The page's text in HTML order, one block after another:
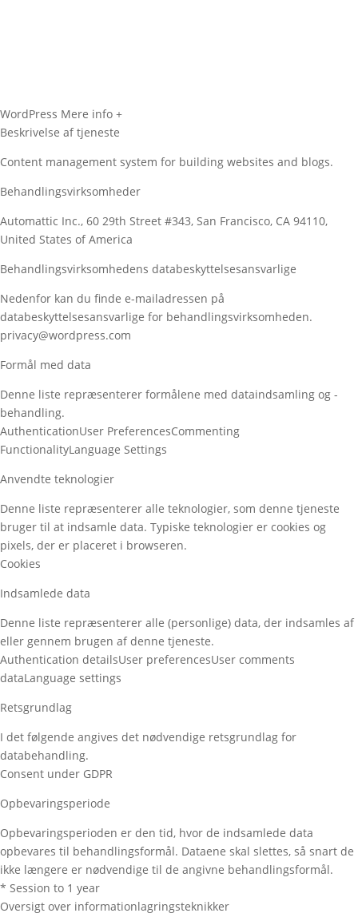
WordPress Mere info +
Beskrivelse af tjeneste
Content management system for building websites and blogs.
Behandlingsvirksomheder
Automattic Inc., 60 29th Street #343, San Francisco, CA 94110,
United States of America
Behandlingsvirksomhedens databeskyttelsesansvarlige
Nedenfor kan du finde e-mailadressen på
databeskyttelsesansvarlige for behandlingsvirksomheden.
privacy@wordpress.com
Formål med data
Denne liste repræsenterer formålene med dataindsamling og -
behandling.
AuthenticationUser PreferencesCommenting
FunctionalityLanguage Settings
Anvendte teknologier
Denne liste repræsenterer alle teknologier, som denne tjeneste
bruger til at indsamle data. Typiske teknologier er cookies og
pixels, der er placeret i browseren.
Cookies
Indsamlede data
Denne liste repræsenterer alle (personlige) data, der indsamles af
eller gennem brugen af denne tjeneste.
Authentication detailsUser preferencesUser comments
dataLanguage settings
Retsgrundlag
I det følgende angives det nødvendige retsgrundlag for
databehandling.
Consent under GDPR
Opbevaringsperiode
Opbevaringsperioden er den tid, hvor de indsamlede data
opbevares til behandlingsformål. Dataene skal slettes, så snart de
ikke længere er nødvendige til de angivne behandlingsformål.
* Session to 1 year
Oversigt over informationlagringsteknikker